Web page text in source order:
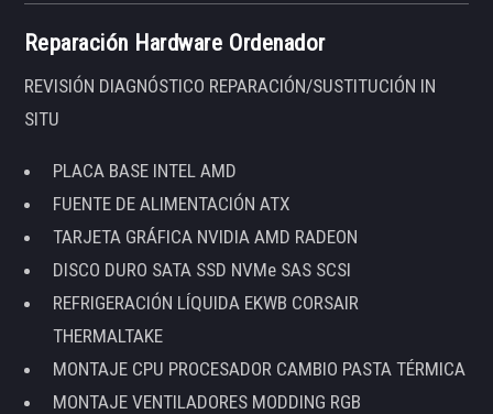
Reparación Hardware Ordenador
REVISIÓN DIAGNÓSTICO REPARACIÓN/SUSTITUCIÓN IN
SITU
PLACA BASE INTEL AMD
FUENTE DE ALIMENTACIÓN ATX
TARJETA GRÁFICA NVIDIA AMD RADEON
DISCO DURO SATA SSD NVMe SAS SCSI
REFRIGERACIÓN LÍQUIDA EKWB CORSAIR
THERMALTAKE
MONTAJE CPU PROCESADOR CAMBIO PASTA TÉRMICA
MONTAJE VENTILADORES MODDING RGB